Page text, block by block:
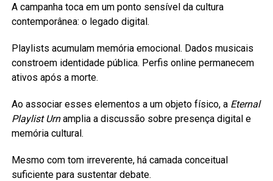
A campanha toca em um ponto sensível da cultura
contemporânea: o legado digital.
Playlists acumulam memória emocional. Dados musicais
constroem identidade pública. Perfis online permanecem
ativos após a morte.
Ao associar esses elementos a um objeto físico, a Eternal
Playlist Urnamplia a discussão sobre presença digital e
memória cultural.
Mesmo com tom irreverente, há camada conceitual
suficiente para sustentar debate.